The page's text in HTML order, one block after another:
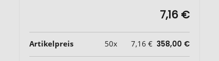
7,16 €
Artikelpreis 50x 7,16 € 358,00 €